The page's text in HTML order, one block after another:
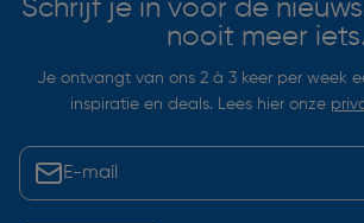
Schrijf je in voor de
nooit meer iets.
Je ontvangt van ons 2 à 3 keer per week
inspiratie en deals. Lees hier onze